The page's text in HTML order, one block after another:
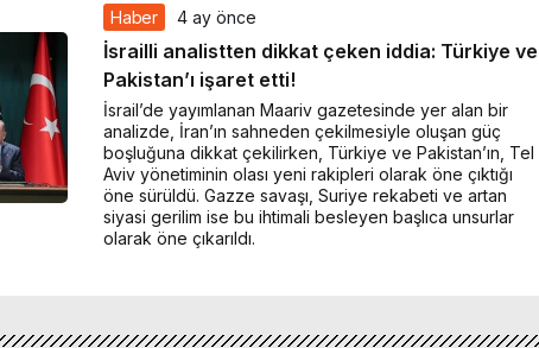
Haber 4 ay önce
İsrailli analistten dikkat çeken iddia: Türkiye ve
Pakistan’ı işaret etti!
İsrail’de yayımlanan Maariv gazetesinde yer alan bir
analizde, İran’ın sahneden çekilmesiyle oluşan güç
boşluğuna dikkat çekilirken, Türkiye ve Pakistan’ın, Tel
Aviv yönetiminin olası yeni rakipleri olarak öne çıktığı
öne sürüldü. Gazze savaşı, Suriye rekabeti ve artan
siyasi gerilim ise bu ihtimali besleyen başlıca unsurlar
olarak öne çıkarıldı.